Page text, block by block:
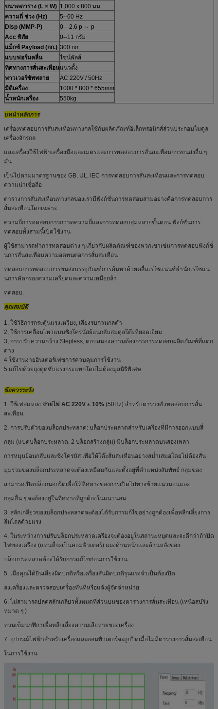
ขนาดตาราง (L × W) 1,000 x 800 มม
ความถี่ ช่วง (Hz)
5--60 Hz
Disp (MMP-P)
0—2.6 p ～ p
Acc พิสัย
0--11 กรัม
แม็กซ์ Payload (กก.) 300 กก
แบบฟอร์มคลื่น
ไซน์พัลส์
ทิศทางการสั่นสะเทือนแนวตั้ง
พาวเวอร์ซัพพลาย
AC 220V / 50Hz
มิติเครื่อง
1000 * 800 * 655mm
น้ำหนักเครื่อง
550kg
บทนำหลักการ
เครื่องทดสอบการสั่นสะเทือนทางกลใช้กับผลิตภัณฑ์อิเล็กทรอนิกส์ส่วนประกอบโมดูล
เครื่องจักรกล
และเครื่องใช้ไฟฟ้าเครื่องมือและเมตรและการทดสอบการสั่นสะเทือนการขนส่งอื่น ๆ
มัน
เป็นไปตามมาตรฐานของ GB, UL, IEC การทดสอบการสั่นสะเทือนและการทดสอบ
ความน่าเชื่อถือ
ตารางการสั่นสะเทือนทางกลของเรามีฟังก์ชั่นการทดสอบสามอย่างคือการทดสอบการ
สั่นสะเทือนโดยเฉพาะ
ความถี่การทดสอบการกวาดความถี่และการทดสอบสุ่มหลายขั้นตอน ฟังก์ชั่นการ
ทดสอบทั้งสามนี้เปิดใช้งาน
ผู้ใช้สามารถทำการทดสอบต่าง ๆ เกี่ยวกับผลิตภัณฑ์ของพวกเขาเช่นการทดสอบฟังก์ชั่
นการสั่นสะเทือนความอดทนต่อการสั่นสะเทือน
ทดสอบการทดสอบการขนส่งบรรจุภัณฑ์การค้นหาด้วยคลื่นเรโซแนนซ์พำนักเรโซแน
นการคัดกรองความเครียดและความเหนื่อยล้า
ทดสอบ.
คุณสมบัติ
1, ใช้วิธีการกระตุ้นแรงเหวี่ยง, เสียงรบกวนกลต่ำ
2, ใช้การเคลื่อนไหวแบบซิงโครนัสย้อนกลับสมดุลโต๊ะที่ยอดเยี่ยม
3, การปรับความกว้าง Stepless, ตอบสนองความต้องการการทดสอบผลิตภัณฑ์ที่แตก
ต่าง
4 ใช้งานง่ายอินเตอร์เฟซการควบคุมการใช้งาน
5 แก้ไขด้วยถุงดูดซับแรงกระแทกโดยไม่ต้องมูลนิธิพิเศษ
ข้อควรระวัง
1. ใช้เฟสแหล่ง จ่ายไฟ AC 220V ± 10% (50Hz) สำหรับตารางตัวทดสอบการสั่น
สะเทือน
2. การปรับตัวของบล็อกประหลาด: บล็อกประหลาดสำหรับเครื่องที่มีการออกแบบสี่
กลุ่ม (แปดบล็อกประหลาด, 2 บล็อกสร้างกลุ่ม) มีบล็อกประหลาดบนสองเพลา
การหมุนย้อนกลับและซิงโครนัส เพื่อให้โต๊ะสั่นสะเทือนอย่างสม่ำเสมอโดยไม่ต้องสั่น
มุมรวมของบล็อกประหลาดจะต้องเหมือนกันและตั้งอยู่ที่ตำแหน่งสัมพัทธ์ กลุ่มของ
สามารถเปิดบล็อกนอกรีตเพื่อให้ทิศทางของการเปิดไปทางซ้ายแนวนอนและ
กลุ่มอื่น ๆ จะต้องอยู่ในทิศทางที่ถูกต้องในแนวนอน
3. สลักเกลียวของบล็อกประหลาดจะต้องได้รับการแก้ไขอย่างถูกต้องเพื่อหลีกเลี่ยงการ
ลื่นไถลด้วยแรง
4. ในระหว่างการปรับบล็อกประหลาดเครื่องจะต้องอยู่ในสถานะหยุดและจะดีกว่าถ้าปิด
ไฟของเครื่อง (แทนที่จะเป็นคอมพิวเตอร์) แผงด้านหน้าและด้านหลังของ
บล็อกประหลาดต้องได้รับการแก้ไขก่อนการใช้งาน
5. เมื่อคุณได้ยินเสียงผิดปกติหรือเครื่องสั่นผิดปกติรุนแรงจำเป็นต้องปิด
ลงเครื่องและตรวจสอบเครื่องทันทีหรือแจ้งผู้จัดจำหน่าย
6. ไม่สามารถปลดสลักเกลียวทั้งหมดที่ส่วนบนของตารางการสั่นสะเทือน (เหนือสปริง
หมาด ๆ )
ทวนเข็มนาฬิกาเพื่อหลีกเลี่ยงความเสียหายของเครื่อง
7. อุปกรณ์ไฟฟ้าสำหรับเครื่องและคอมพิวเตอร์จะถูกปิดเมื่อไม่มีตารางการสั่นสะเทือน
ในการใช้งาน